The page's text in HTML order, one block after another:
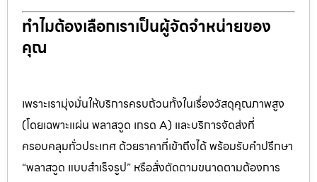
ทำไมต้องเลือกเราเป็นผู้จัดจำหน่ายของ
คุณ
เพราะเรามุ่งมั่นให้บริการครบถ้วนทั้งในเรื่องวัสดุคุณภาพสูง
(โดยเฉพาะแผ่น พลาสวูด เกรด A) และบริการจัดส่งที่
ครอบคลุมทั่วประเทศ ด้วยราคาที่เข้าถึงได้ พร้อมรับคำปรึกษา
“พลาสวูด แบบสำเร็จรูป” หรือสั่งตัดตามขนาดตามต้องการ